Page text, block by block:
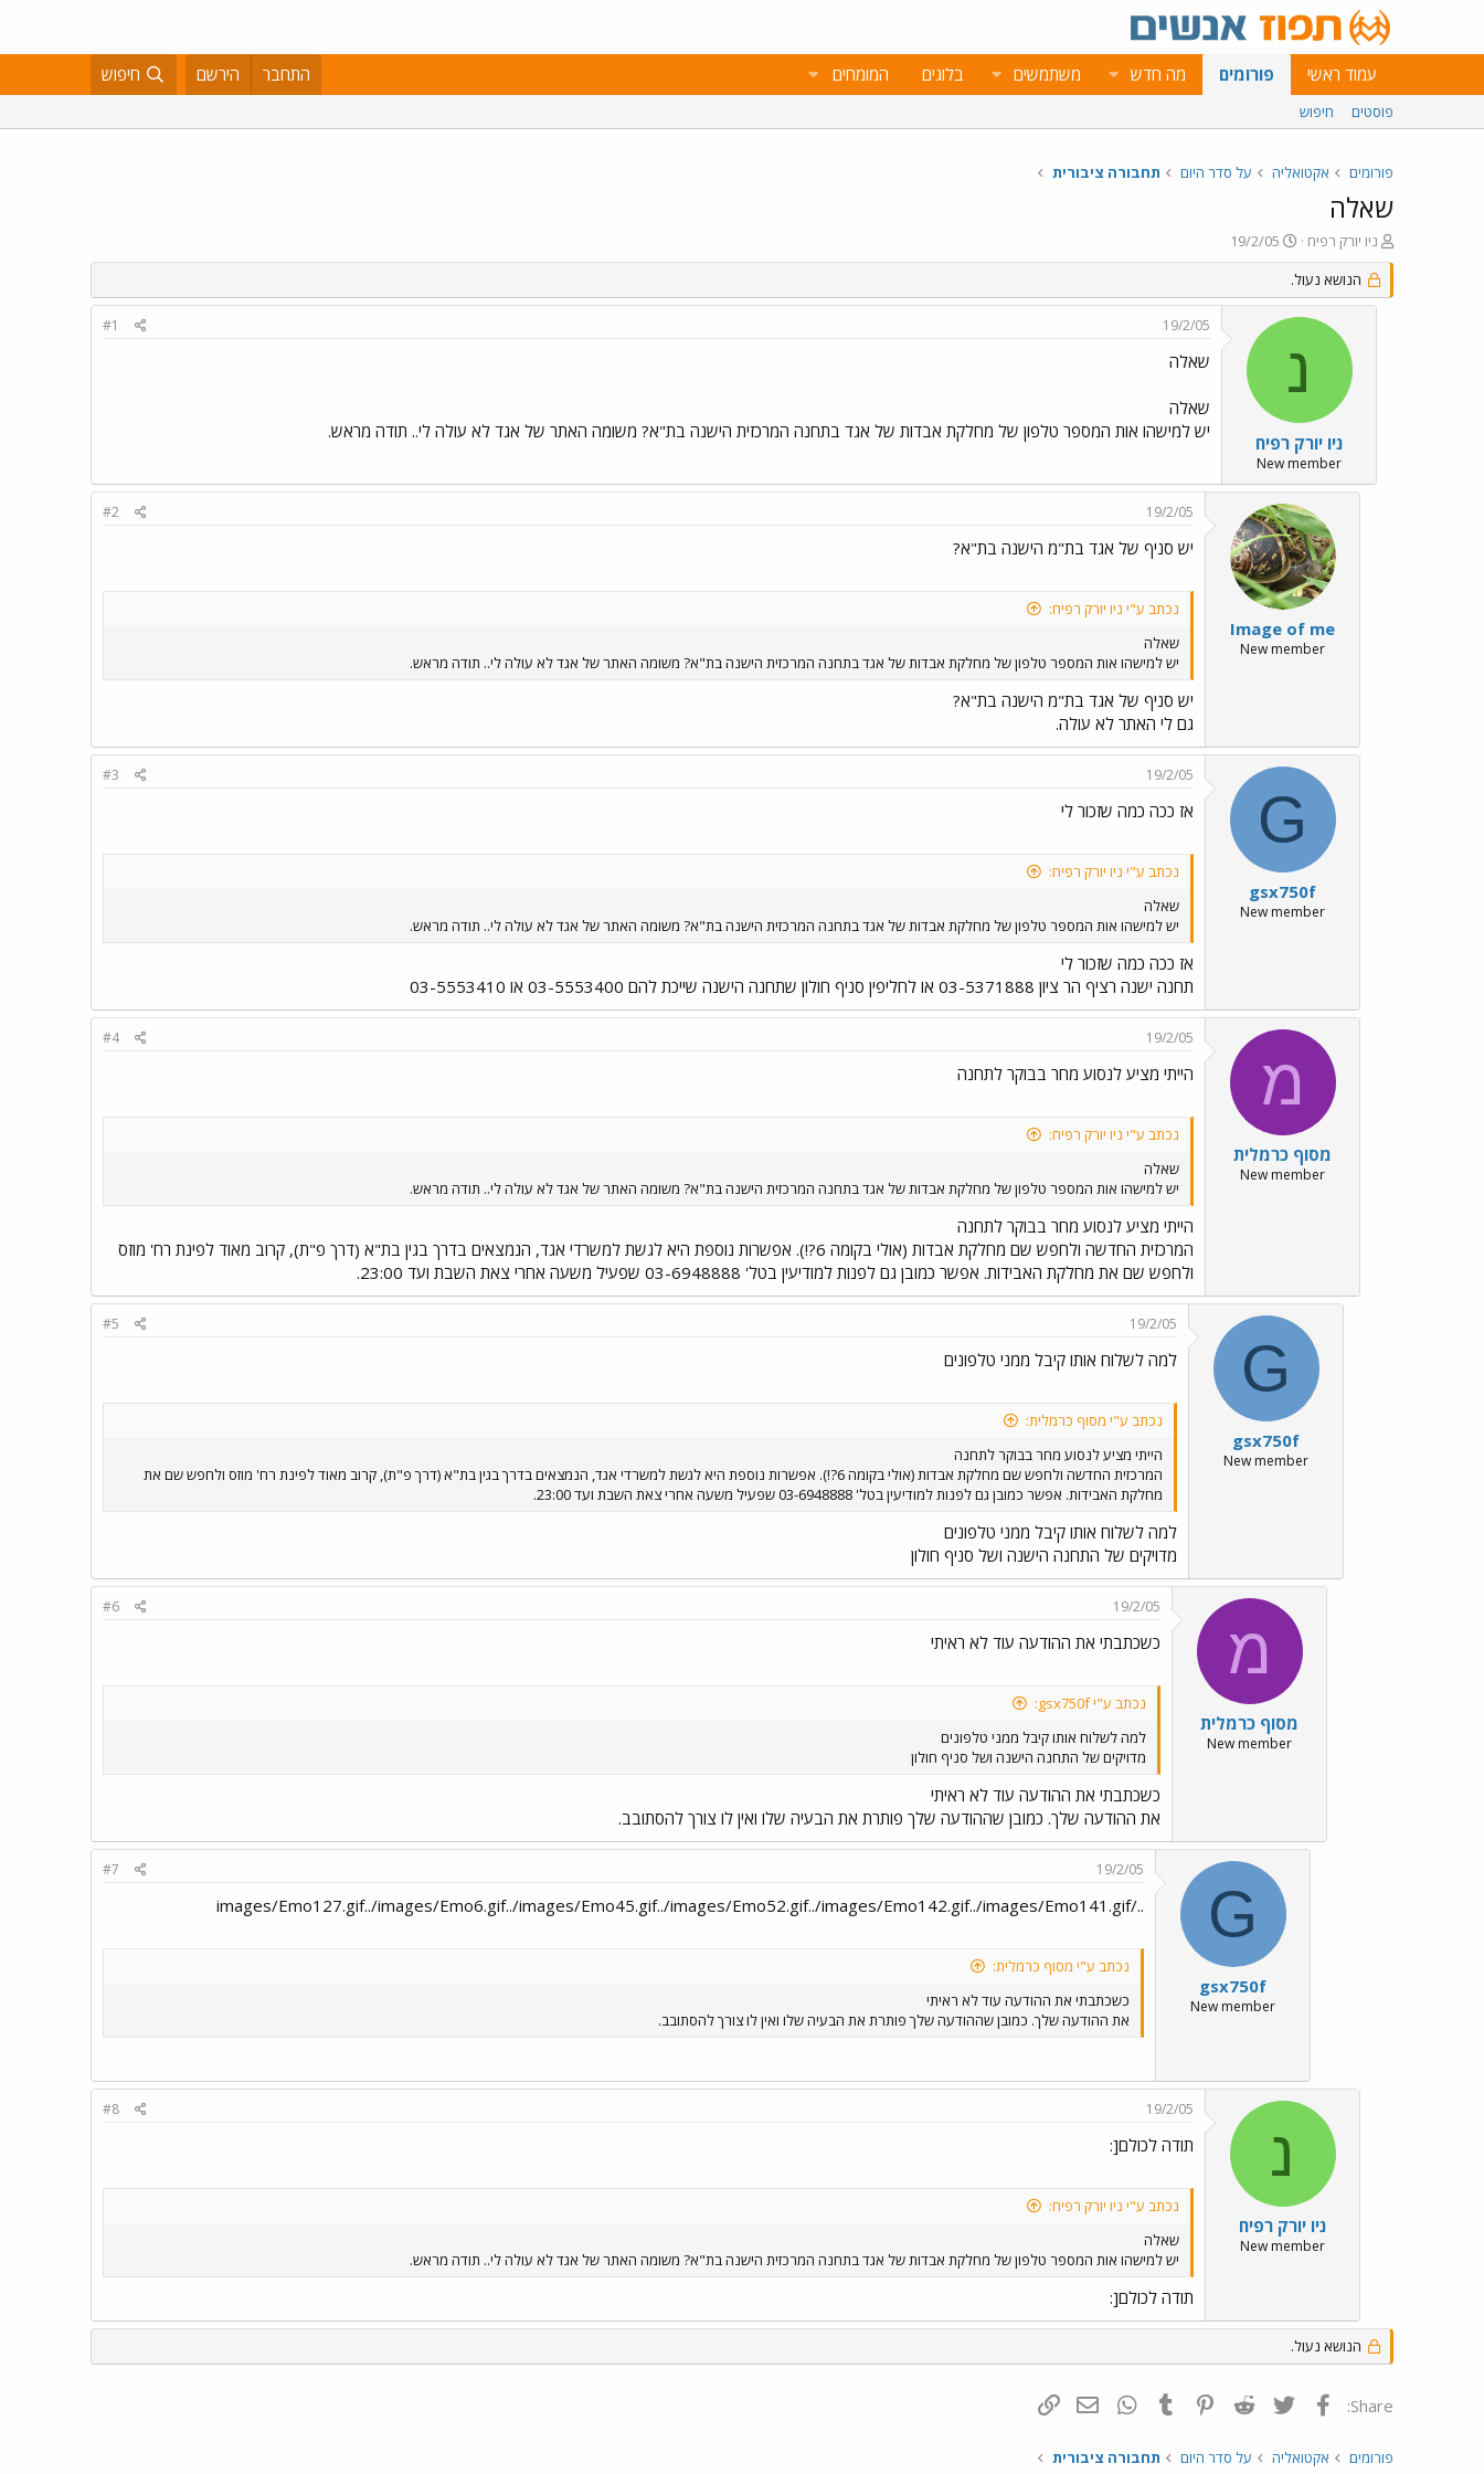
עמוד ראשי פורומים מה חדש משתמשים בלוגים המומחים התחבר הירשם חיפוש
פוסטים חיפוש
פורומים אקטואליה על סדר היום תחבורה ציבורית
שאלה
פ
ו
ת
ח
ניו יורק רפיח
פ
ו
ס
ם
י
ך
19/2/05
הנושא נעול.
נ
ניו יורק רפיח
New member
19/2/05
#1
שאלה
שאלה
יש למישהו אות המספר טלפון של מחלקת אבדות של אגד בתחנה המרכזית הישנה בת"א? משומה האתר של אגד לא עולה לי.. תודה מראש.
Image of me
New member
19/2/05
#2
יש סניף של אגד בת"מ הישנה בת"א?
נכתב ע"י ניו יורק רפיח:
שאלה
יש למישהו אות המספר טלפון של מחלקת אבדות של אגד בתחנה המרכזית הישנה בת"א? משומה האתר של אגד לא עולה לי.. תודה מראש.
יש סניף של אגד בת"מ הישנה בת"א?
גם לי האתר לא עולה.
G
gsx750f
New member
19/2/05
#3
אז ככה כמה שזכור לי
נכתב ע"י ניו יורק רפיח:
שאלה
יש למישהו אות המספר טלפון של מחלקת אבדות של אגד בתחנה המרכזית הישנה בת"א? משומה האתר של אגד לא עולה לי.. תודה מראש.
אז ככה כמה שזכור לי
תחנה ישנה רציף הר ציון 03-5371888 או לחליפין סניף חולון שתחנה הישנה שייכת להם 03-5553400 או 03-5553410
מ
מסוף כרמלית
New member
19/2/05
#4
הייתי מציע לנסוע מחר בבוקר לתחנה
נכתב ע"י ניו יורק רפיח:
שאלה
יש למישהו אות המספר טלפון של מחלקת אבדות של אגד בתחנה המרכזית הישנה בת"א? משומה האתר של אגד לא עולה לי.. תודה מראש.
הייתי מציע לנסוע מחר בבוקר לתחנה
המרכזית החדשה ולחפש שם מחלקת אבדות (אולי בקומה 6?!). אפשרות נוספת היא לגשת למשרדי אגד, הנמצאים בדרך בגין בת"א (דרך פ"ת), קרוב מאוד לפינת רח' מוזס
ולחפש שם את מחלקת האבידות. אפשר כמובן גם לפנות למודיעין בטל' 03-6948888 שפעיל משעה אחרי צאת השבת ועד 23:00.
G
gsx750f
New member
19/2/05
#5
למה לשלוח אותו קיבל ממני טלפונים
נכתב ע"י מסוף כרמלית:
הייתי מציע לנסוע מחר בבוקר לתחנה
המרכזית החדשה ולחפש שם מחלקת אבדות (אולי בקומה 6?!). אפשרות נוספת היא לגשת למשרדי אגד, הנמצאים בדרך בגין בת"א (דרך פ"ת), קרוב מאוד לפינת רח' מוזס ולחפש שם את
מחלקת האבידות. אפשר כמובן גם לפנות למודיעין בטל' 03-6948888 שפעיל משעה אחרי צאת השבת ועד 23:00.
למה לשלוח אותו קיבל ממני טלפונים
מדויקים של התחנה הישנה ושל סניף חולון
מ
מסוף כרמלית
New member
19/2/05
#6
כשכתבתי את ההודעה עוד לא ראיתי
נכתב ע"י gsx750f:
למה לשלוח אותו קיבל ממני טלפונים
מדויקים של התחנה הישנה ושל סניף חולון
כשכתבתי את ההודעה עוד לא ראיתי
את ההודעה שלך. כמובן שההודעה שלך פותרת את הבעיה שלו ואין לו צורך להסתובב.
G
gsx750f
New member
19/2/05
#7
../images/Emo127.gif../images/Emo6.gif../images/Emo45.gif../images/Emo52.gif../images/Emo142.gif../images/Emo141.gif
נכתב ע"י מסוף כרמלית:
כשכתבתי את ההודעה עוד לא ראיתי
את ההודעה שלך. כמובן שההודעה שלך פותרת את הבעיה שלו ואין לו צורך להסתובב.
נ
ניו יורק רפיח
New member
19/2/05
#8
תודה לכולם[:
נכתב ע"י ניו יורק רפיח:
שאלה
יש למישהו אות המספר טלפון של מחלקת אבדות של אגד בתחנה המרכזית הישנה בת"א? משומה האתר של אגד לא עולה לי.. תודה מראש.
תודה לכולם[:
הנושא נעול.
Share: פייסבוק Twitter
Reddit
Pinterest
Tumblr
WhatsAppדואר אלקטרוני
פורומים אקטואליה על סדר היום תחבורה ציבורית